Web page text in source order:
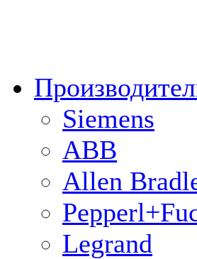
Siemens
ABB
Allen
Legrand